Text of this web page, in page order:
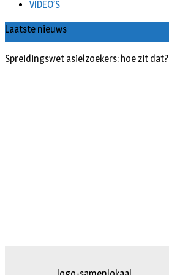
VIDEO’S
Laatste nieuws
Spreidingswet asielzoekers: hoe zit dat?